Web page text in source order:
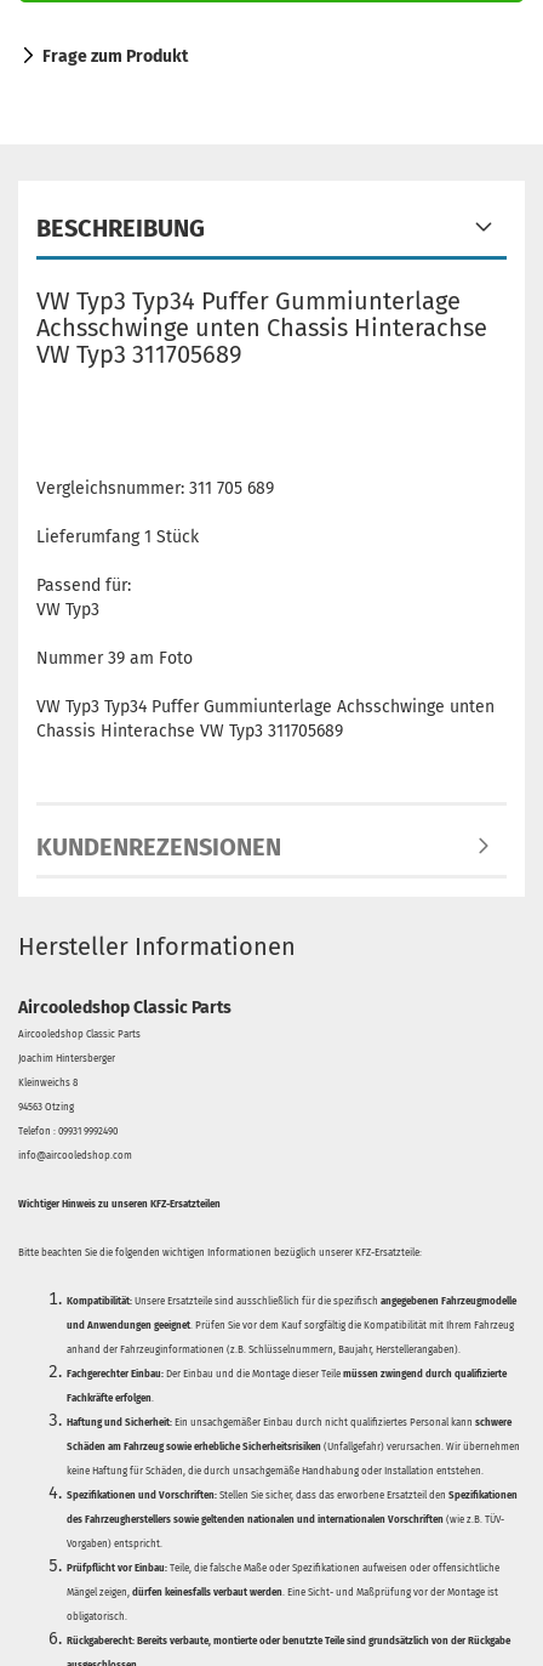
Frage zum Produkt
BESCHREIBUNG
VW Typ3 Typ34 Puffer Gummiunterlage
Achsschwinge unten Chassis Hinterachse
VW Typ3 311705689
Vergleichsnummer: 311 705 689
Lieferumfang 1 Stück
Passend für:
VW Typ3
Nummer 39 am Foto
VW Typ3 Typ34 Puffer Gummiunterlage Achsschwinge unten
Chassis Hinterachse VW Typ3 311705689
KUNDENREZENSIONEN
Hersteller Informationen
Aircooledshop Classic Parts
Aircooledshop Classic Parts
Joachim Hintersberger
Kleinweichs 8
94563 Otzing
Telefon : 09931 9992490
info@aircooledshop.com
Wichtiger Hinweis zu unseren KFZ-Ersatzteilen
Bitte beachten Sie die folgenden wichtigen Informationen bezüglich unserer KFZ-Ersatzteile:
Kompatibilität: Unsere Ersatzteile sind ausschließlich für die spezifisch angegebenen Fahrzeugmodelle
und Anwendungen geeignet. Prüfen Sie vor dem Kauf sorgfältig die Kompatibilität mit Ihrem Fahrzeug
anhand der Fahrzeuginformationen (z.B. Schlüsselnummern, Baujahr, Herstellerangaben).
Fachgerechter Einbau: Der Einbau und die Montage dieser Teile müssen zwingend durch qualifizierte
Fachkräfte erfolgen.
Haftung und Sicherheit: Ein unsachgemäßer Einbau durch nicht qualifiziertes Personal kann schwere
Schäden am Fahrzeug sowie erhebliche Sicherheitsrisiken (Unfallgefahr) verursachen. Wir übernehmen
keine Haftung für Schäden, die durch unsachgemäße Handhabung oder Installation entstehen.
Spezifikationen und Vorschriften: Stellen Sie sicher, dass das erworbene Ersatzteil den Spezifikationen
des Fahrzeugherstellers sowie geltenden nationalen und internationalen Vorschriften (wie z.B. TÜV-
Vorgaben) entspricht.
Prüfpflicht vor Einbau: Teile, die falsche Maße oder Spezifikationen aufweisen oder offensichtliche
Mängel zeigen, dürfen keinesfalls verbaut werden. Eine Sicht- und Maßprüfung vor der Montage ist
obligatorisch.
Rückgaberecht: Bereits verbaute, montierte oder benutzte Teile sind grundsätzlich von der Rückgabe